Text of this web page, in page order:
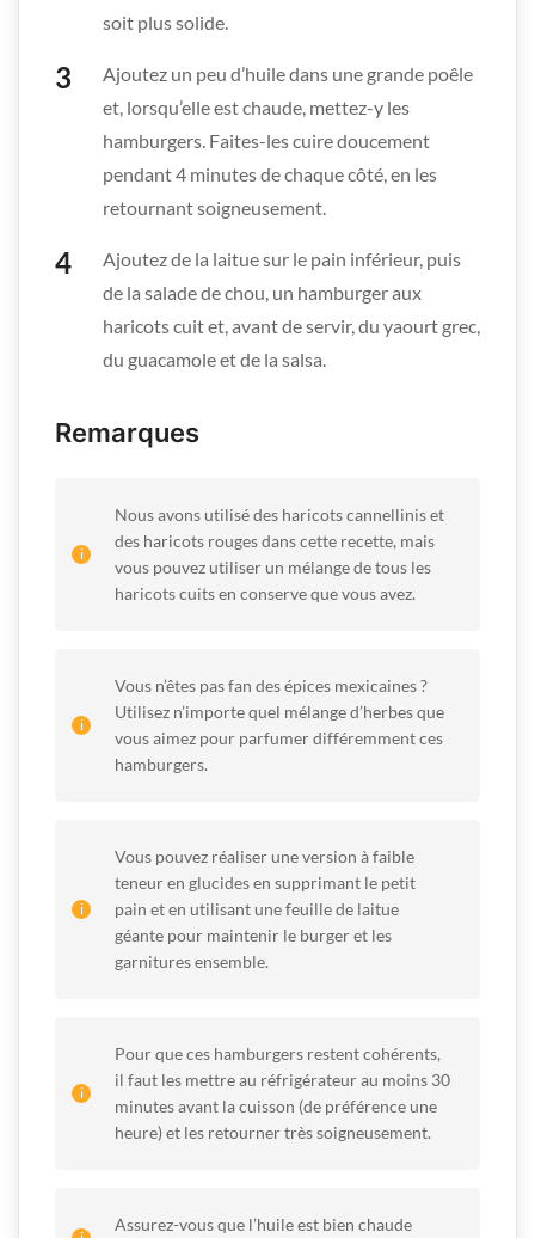
soit plus solide.
Ajoutez un peu d’huile dans une grande poêle
et, lorsqu’elle est chaude, mettez-y les
hamburgers. Faites-les cuire doucement
pendant 4 minutes de chaque côté, en les
retournant soigneusement.
Ajoutez de la laitue sur le pain inférieur, puis
de la salade de chou, un hamburger aux
haricots cuit et, avant de servir, du yaourt grec,
du guacamole et de la salsa.
Remarques
Nous avons utilisé des haricots cannellinis et
des haricots rouges dans cette recette, mais
vous pouvez utiliser un mélange de tous les
haricots cuits en conserve que vous avez.
Vous n’êtes pas fan des épices mexicaines ?
Utilisez n’importe quel mélange d’herbes que
vous aimez pour parfumer différemment ces
hamburgers.
Vous pouvez réaliser une version à faible
teneur en glucides en supprimant le petit
pain et en utilisant une feuille de laitue
géante pour maintenir le burger et les
garnitures ensemble.
Pour que ces hamburgers restent cohérents,
il faut les mettre au réfrigérateur au moins 30
minutes avant la cuisson (de préférence une
heure) et les retourner très soigneusement.
Assurez-vous que l’huile est bien chaude